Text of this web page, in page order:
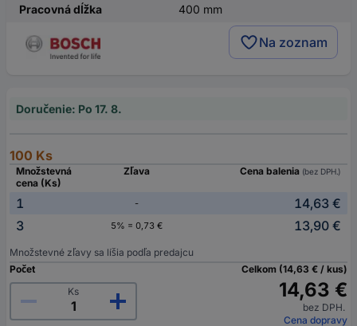
Pracovná dĺžka
400 mm
Na zoznam
Doručenie: Po 17. 8.
100 Ks
Množstevná
cena (Ks)
Zľava Cena balenia (bez DPH.)
1 -
14,63 €
3
5% = 0,73 € 13,90 €
Množstevné zľavy sa líšia podľa predajcu
Počet
Ks
Celkom (14,63 € / kus)
14,63 €
bez DPH.
Cena dopravy